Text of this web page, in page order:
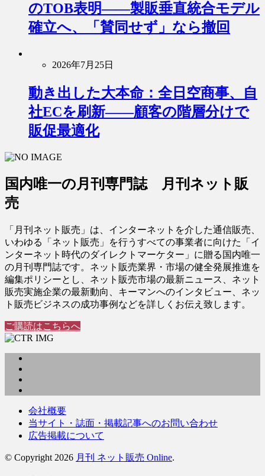
のTOB表明――製販垂直統合モデル
確立へ、「賛同せず」なら撤回
2026年7月25日
動き出した大本命：全日空商事、自
社ECを刷新――顧客の階層分けで
販促最適化
国内唯一の月刊専門誌 月刊ネット販
売
「月刊ネット販売」は、インターネットを介した通信販売、
いわゆる「ネット販売」を行うすべての事業者に向けた「イ
ンターネット時代のダイレクトマーケター」に贈る国内唯一
の月刊専門誌です。ネット販売業界・市場の健全発展推進を
編集ポリシーとし、ネット販売市場の最新ニュース、ネット
販売実施企業の最新動向、キーマンへのインタビュー、ネッ
ト販売ビジネスの成功事例などを詳しくお伝え致します。
ご購読はこちらへ
会社概要
当サイト・誌面・掲載記事へのお問い合わせ
広告掲載について
© Copyright 2026 月刊 ネット販売 Online.